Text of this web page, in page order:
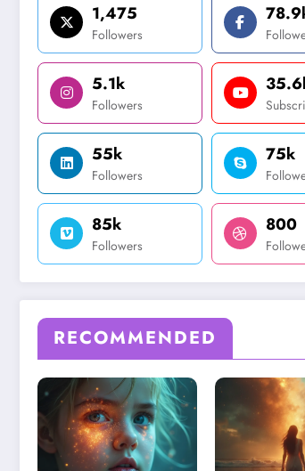
1,475
Followers
5.1k
Followers
55k
Followers
75k
85k
Followers
800
RECOMMENDED